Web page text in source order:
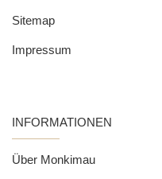
Sitemap
Impressum
INFORMATIONEN
Über Monkimau